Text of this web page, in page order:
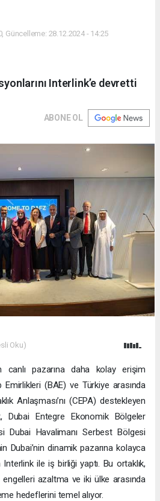
Güncelleme: 28.12.2024 - 14:25
Interlink’e devretti
ABONE OL
Oku)
canlı pazarına daha kolay erişim
(BAE) ve Türkiye arasında
Anlaşması’nı (CEPA) destekleyen
Dubai Entegre Ekonomik Bölgeler
Dubai Havalimanı Serbest Bölgesi
Dubai’nin dinamik pazarına kolayca
ile iş birliği yaptı. Bu ortaklık,
engelleri azaltma ve iki ülke arasında
hedeflerini temel alıyor.